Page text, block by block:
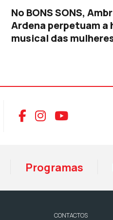
No BONS SONS,
Ardena perpetuam a
musical das
Aceder ao
Aceder ao
Aceder
Programas
CONTACTOS